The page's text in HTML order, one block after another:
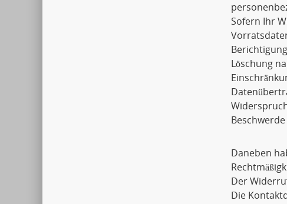
Sofern Ihr
Löschung
Daneben
Der
Die